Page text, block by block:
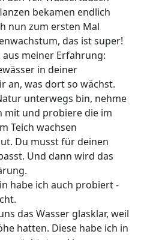
bekamen endlich
nun zum ersten Mal
das ist super!
meiner Erfahrung:
in deiner
an, was dort so wächst.
unterwegs bin, nehme
mit und probiere die im
Teich wachsen
Du musst für deinen
Und dann wird das
habe ich auch probiert -
das Wasser glasklar, weil
hatten. Diese habe ich in